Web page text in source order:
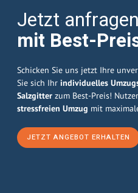
Jetzt
mit Best-
Schicken Sie uns jetzt Ihre
Sie sich Ihr individuelles
Salzgitter zum Best-Preis!
stressfreien Umzug mit
JETZT ANGEBOT ERHALTEN